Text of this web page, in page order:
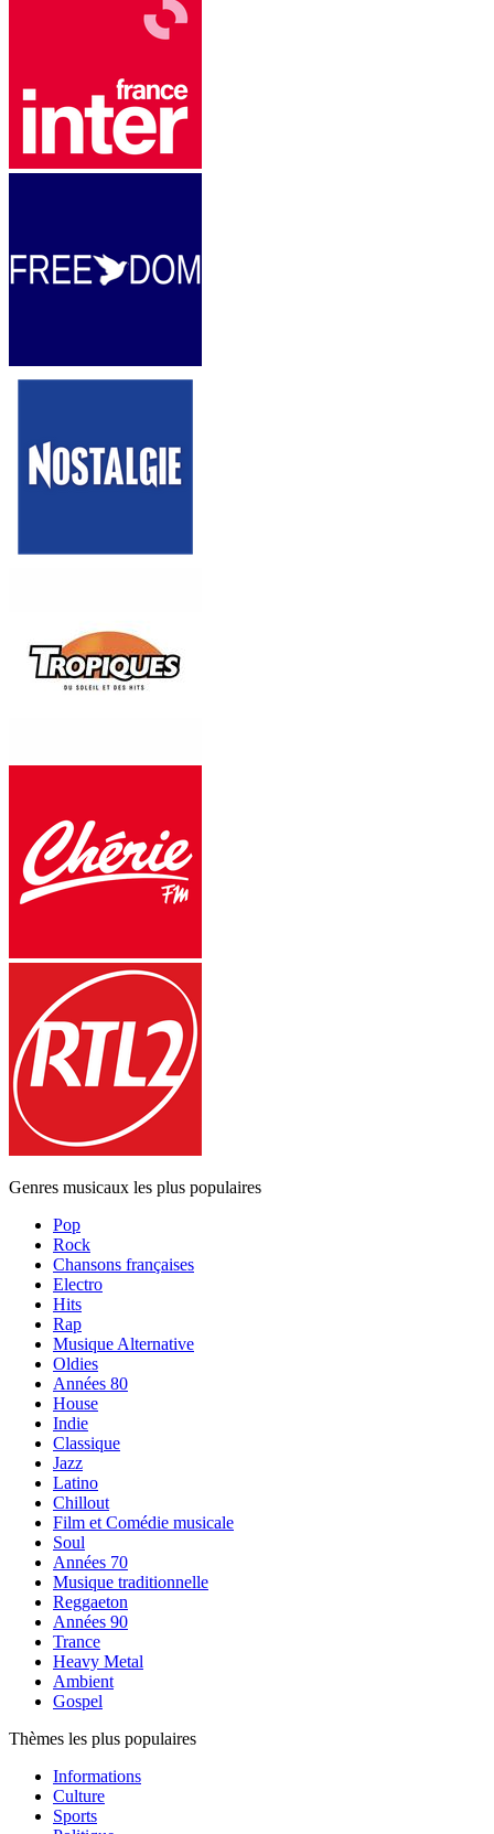
Genres musicaux les plus populaires
Pop
Rock
Chansons françaises
Electro
Hits
Rap
Musique Alternative
Oldies
Années 80
House
Indie
Classique
Jazz
Latino
Chillout
Film et Comédie musicale
Soul
Années 70
Musique traditionnelle
Reggaeton
Années 90
Trance
Heavy Metal
Ambient
Gospel
Thèmes les plus populaires
Informations
Culture
Sports